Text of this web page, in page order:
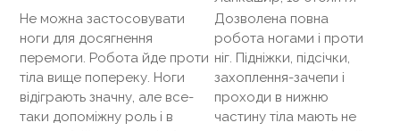
Не можна застосовувати
ноги для досягнення
перемоги. Робота йде проти
тіла вище попереку. Ноги
відіграють значну, але все-
таки допоміжну роль і в
Дозволена повна
робота ногами і проти
ніг. Підніжки, підсічки,
захоплення-зачепи і
проходи в нижню
частину тіла мають не